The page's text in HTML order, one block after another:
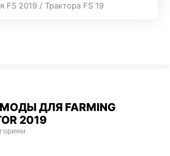
FS 2019 / Трактора FS 19
ДЛЯ FARMING
2019